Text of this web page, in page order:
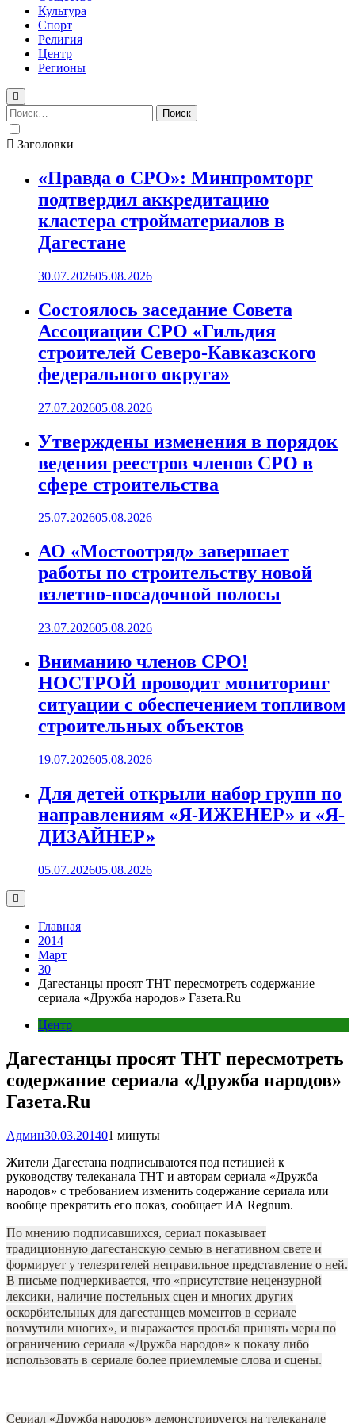
Культура
Спорт
Религия
Центр
Регионы
Найти:
Заголовки
«Правда о СРО»: Минпромторг
подтвердил аккредитацию
кластера стройматериалов в
Дагестане
30.07.202605.08.2026
Состоялось заседание Совета
Ассоциации СРО «Гильдия
строителей Северо-Кавказского
федерального округа»
27.07.202605.08.2026
Утверждены изменения в порядок
ведения реестров членов СРО в
сфере строительства
25.07.202605.08.2026
АО «Мостоотряд» завершает
работы по строительству новой
взлетно-посадочной полосы
23.07.202605.08.2026
Вниманию членов СРО!
НОСТРОЙ проводит мониторинг
ситуации с обеспечением топливом
строительных объектов
19.07.202605.08.2026
Для детей открыли набор групп по
направлениям «Я-ИЖЕНЕР» и «Я-
ДИЗАЙНЕР»
05.07.202605.08.2026
Главная
2014
Март
30
Дагестанцы просят ТНТ пересмотреть содержание
сериала «Дружба народов» Газета.Ru
Центр
Дагестанцы просят ТНТ пересмотреть
содержание сериала «Дружба народов»
Газета.Ru
Админ30.03.201401 минуты
Жители Дагестана подписываются под петицией к
руководству телеканала ТНТ и авторам сериала «Дружба
народов» с требованием изменить содержание сериала или
вообще прекратить его показ, сообщает ИА Regnum.
По мнению подписавшихся, сериал показывает
традиционную дагестанскую семью в негативном свете и
формирует у телезрителей неправильное представление о ней.
В письме подчеркивается, что «присутствие нецензурной
лексики, наличие постельных сцен и многих других
оскорбительных для дагестанцев моментов в сериале
возмутили многих», и выражается просьба принять меры по
ограничению сериала «Дружба народов» к показу либо
использовать в сериале более приемлемые слова и сцены.
Сериал «Дружба народов» демонстрируется на телеканале